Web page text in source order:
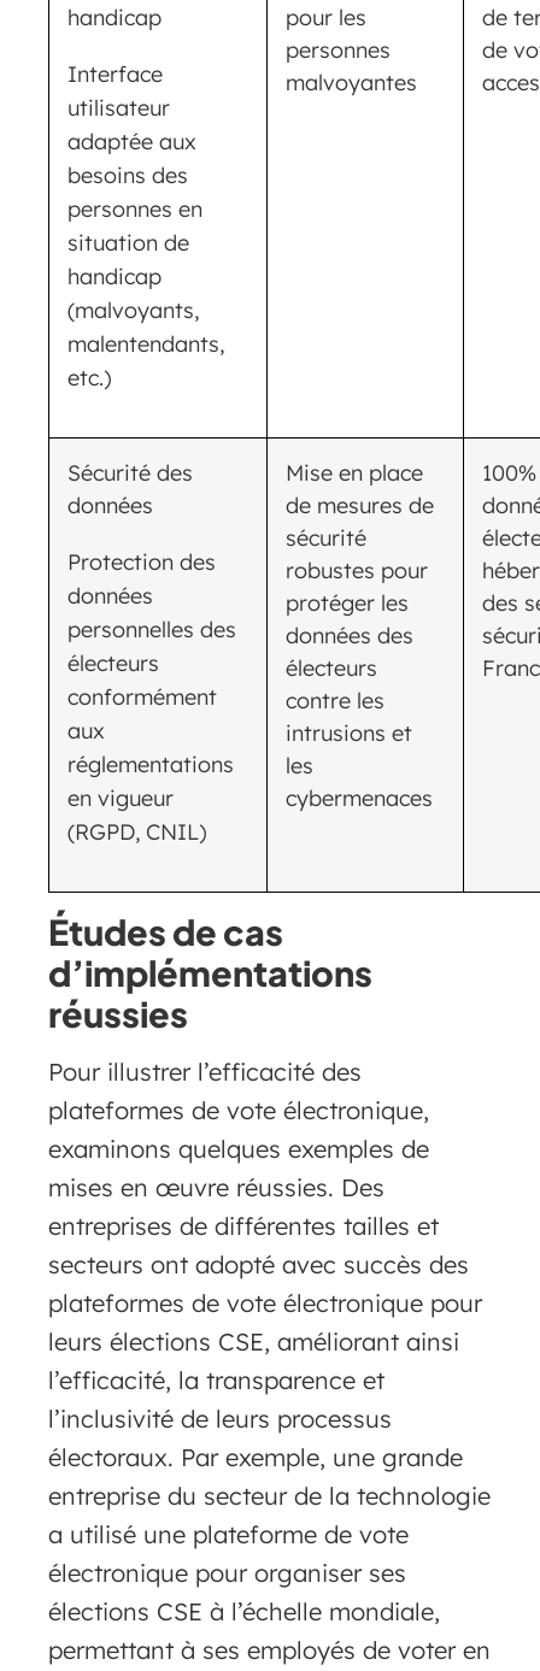
handicap
Interface
utilisateur
adaptée aux
besoins des
personnes en
situation de
handicap
(malvoyants,
malentendants,
etc.)
pour les
personnes
malvoyantes
de
de
Sécurité des
données
Protection des
données
personnelles des
électeurs
conformément
aux
réglementations
en vigueur
(RGPD, CNIL)
Mise en place
de mesures de
sécurité
robustes pour
protéger les
données des
électeurs
contre les
intrusions et
les
cybermenaces
des
Études de cas
d’implémentations
réussies
Pour illustrer l’efficacité des
plateformes de vote électronique,
examinons quelques exemples de
mises en œuvre réussies. Des
entreprises de différentes tailles et
secteurs ont adopté avec succès des
plateformes de vote électronique pour
leurs élections CSE, améliorant ainsi
l’efficacité, la transparence et
l’inclusivité de leurs processus
électoraux. Par exemple, une grande
entreprise du secteur de la technologie
a utilisé une plateforme de vote
électronique pour organiser ses
élections CSE à l’échelle mondiale,
permettant à ses employés de voter en